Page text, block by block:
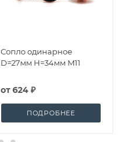
Сопло одинарное
D=27мм H=34мм M11
от624 ₽
ПОДРОБНЕЕ